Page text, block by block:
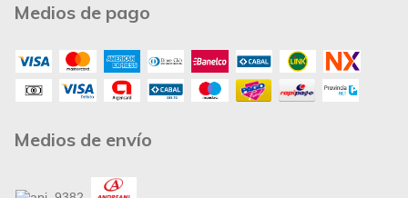
Medios de pago
Medios de envío